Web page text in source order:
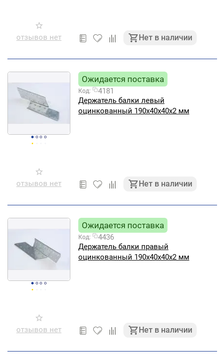
отзывов нет Нет в наличии
отзывов нет
Ожидается поставка
Код:
4181
Держатель балки левый
оцинкованный 190х40х40х2 мм
Нет в наличии
отзывов нет
Ожидается поставка
Код:
4436
Держатель балки правый
оцинкованный 190х40х40х2 мм
Нет в наличии